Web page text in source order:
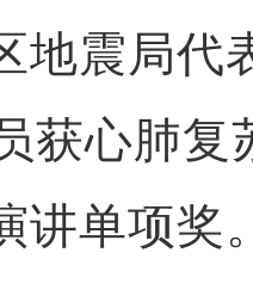
地震局代
获心肺复
讲单项奖